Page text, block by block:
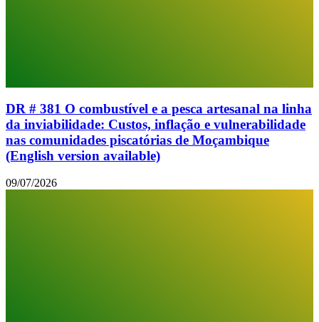
DR # 381 O combustível e a pesca artesanal na linha
da inviabilidade: Custos, inflação e vulnerabilidade
nas comunidades piscatórias de Moçambique
(English version available)
09/07/2026